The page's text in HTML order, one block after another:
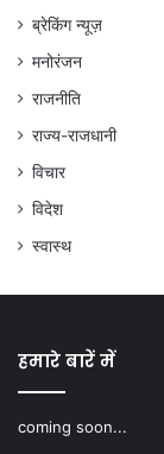
ब्रेकिंग न्यूज़
मनोरंजन
राजनीति
राज्य-राजधानी
विचार
विदेश
स्वास्थ
हमारे बारें में
coming soon...